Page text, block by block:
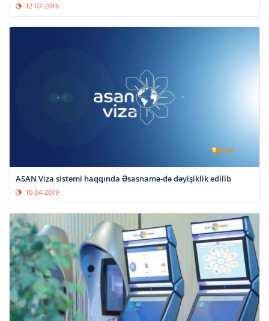
12-07-2016
ASAN Viza sistemi haqqında Əsasnamə-də dəyişiklik edilib
10-04-2019